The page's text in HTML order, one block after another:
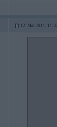
12. Mar 2011,